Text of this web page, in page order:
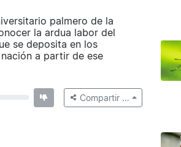
palmero de la
la ardua labor del
se deposita en los
a partir de ese
Compartir …